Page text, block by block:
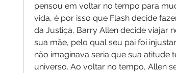
pensou em voltar no tempo para
vida, é por isso que Flash decide
da Justiça, Barry Allen decide viajar
sua mãe, pelo qual seu pai foi
não imaginava seria que sua atitude
universo. Ao voltar no tempo, Allen